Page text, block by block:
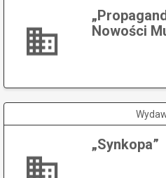
Nowości
„Synkopa”